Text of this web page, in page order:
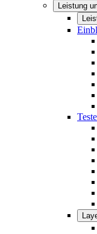
Leistung